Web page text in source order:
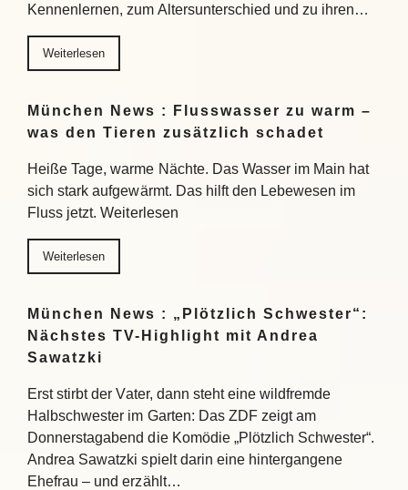
Kennenlernen, zum Altersunterschied und zu ihren…
Weiterlesen
München News : Flusswasser zu warm –
was den Tieren zusätzlich schadet
Heiße Tage, warme Nächte. Das Wasser im Main hat
sich stark aufgewärmt. Das hilft den Lebewesen im
Fluss jetzt. Weiterlesen
Weiterlesen
München News : „Plötzlich Schwester“:
Nächstes TV-Highlight mit Andrea
Sawatzki
Erst stirbt der Vater, dann steht eine wildfremde
Halbschwester im Garten: Das ZDF zeigt am
Donnerstagabend die Komödie „Plötzlich Schwester“.
Andrea Sawatzki spielt darin eine hintergangene
Ehefrau – und erzählt…